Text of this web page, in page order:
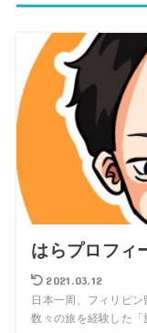
はらプロフィ
2021.03.12
日本一周、フィリピ
数々の旅を経験した